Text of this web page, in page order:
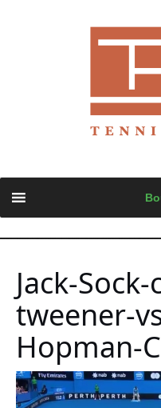
content
Jack-
tweener-
Hopman-